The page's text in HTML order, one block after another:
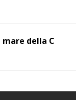
della C